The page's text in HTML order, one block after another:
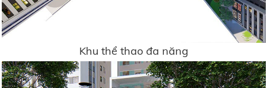
Khu thể thao đa năng